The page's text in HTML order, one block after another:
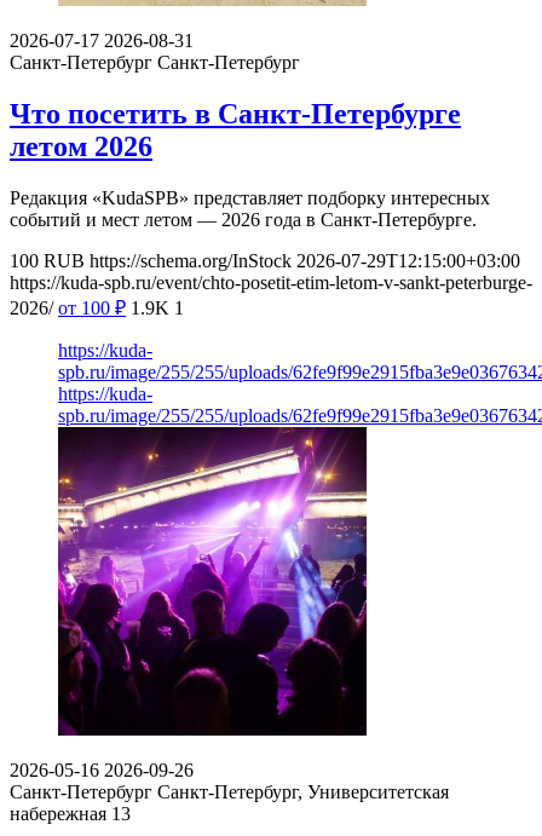
2026-07-17 2026-08-31
Санкт-Петербург Санкт-Петербург
Что посетить в Санкт-Петербурге
летом 2026
Редакция «KudaSPB» представляет подборку интересных
событий и мест летом — 2026 года в Санкт-Петербурге.
100 RUB https://schema.org/InStock 2026-07-29T12:15:00+03:00
https://kuda-spb.ru/event/chto-posetit-etim-letom-v-sankt-peterburge-
2026/ от 100 ₽ 1.9K 1
https://kuda-
spb.ru/image/255/255/uploads/
https://kuda-
spb.ru/image/255/255/uploads/
2026-05-16 2026-09-26
Санкт-Петербург Санкт-Петербург, Университетская
набережная 13